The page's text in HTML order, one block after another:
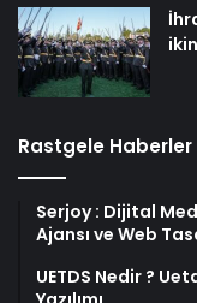
Rastgele Haberler
Serjoy : Dijital
Ajansı ve Web
UETDS Nedir ?